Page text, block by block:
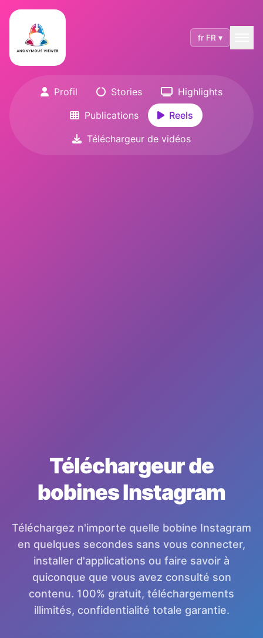
fr FR ▾
Profil Stories
Highlights
Publications
Reels
Téléchargeur de vidéos
Téléchargeur de
bobines Instagram
Téléchargez n'importe quelle bobine Instagram
en quelques secondes sans vous connecter,
installer d'applications ou faire savoir à
quiconque que vous avez consulté son
contenu. 100% gratuit, téléchargements
illimités, confidentialité totale garantie.